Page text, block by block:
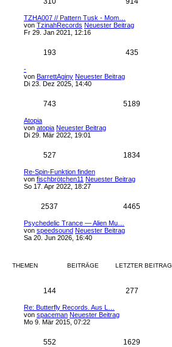
TZHA007 // Pattern Tusk - Mom…
von TzinahRecords Neuester Beitrag
Fr 29. Jan 2021, 12:16
193 435
-
von BarrettAginy Neuester Beitrag
Di 23. Dez 2025, 14:40
743 5189
Atopia
von atopia Neuester Beitrag
Di 29. Mär 2022, 19:01
527 1834
Re-Spin-Funktion finden
von fischbrötchen11 Neuester Beitrag
So 17. Apr 2022, 18:27
2537 4465
Psychedelic Trance — Alien Mu…
von speedsound Neuester Beitrag
Sa 20. Jun 2026, 16:40
THEMEN BEITRÄGE LETZTER BEITRAG
144 277
Re: Butterfly Records. Aus L…
von spaceman Neuester Beitrag
Mo 9. Mär 2015, 07:22
552 1629